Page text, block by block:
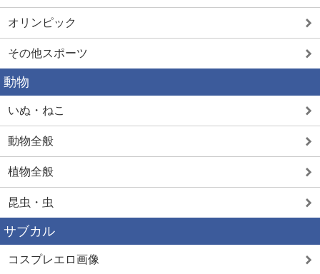
オリンピック
その他スポーツ
動物
いぬ・ねこ
動物全般
植物全般
昆虫・虫
サブカル
コスプレエロ画像